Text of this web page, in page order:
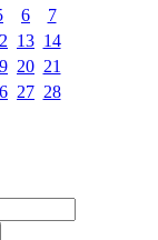
6
7
13 14
20 21
27 28